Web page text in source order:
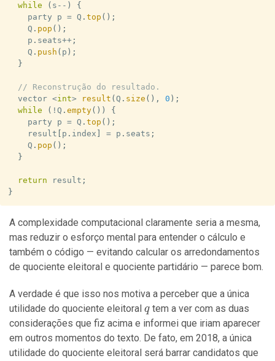
while
( s -- )
{
    party p
= Q . top ( ) ;
    Q
. pop ( ) ;
    p
. seats++;
    Q
. push ( p ) ;
}
// Reconstrução do resultado.
  vector
<int> result ( Q . size ( ) , 0 ) ;
while
( ! Q . empty( ) )
{
    party p
= Q . top ( ) ;
    result
p . index = p . seats ;
    Q
. pop ( ) ;
}
return result ;
}
A complexidade computacional claramente seria a mesma,
mas reduzir o esforço mental para entender o cálculo e
também o código — evitando calcular os arredondamentos
de quociente eleitoral e quociente partidário — parece bom.
A verdade é que isso nos motiva a perceber que a única
utilidade do quociente eleitoral q
qtem a ver com as duas
considerações que fiz acima e informei que iriam aparecer
em outros momentos do texto. De fato, em 2018, a única
utilidade do quociente eleitoral será barrar candidatos que